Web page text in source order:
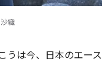
織
うは今、日本のエース